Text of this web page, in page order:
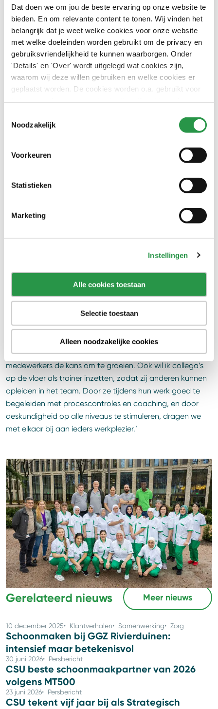
Dat doen we om jou de beste ervaring op onze website te
bieden. En om relevante content te tonen. Wij vinden het
belangrijk dat je weet welke cookies voor onze website
met welke doeleinden worden gebruikt om de privacy en
gebruiksvriendelijkheid te kunnen waarborgen. Onder
'Details' en 'Over' wordt uitgelegd wat cookies zijn,
waarom wij deze willen gebruiken en welke cookies er
geplaatst worden. De cookies worden o.a. gebruikt voor
Noodzakelijk
Voorkeuren
Statistieken
Marketing
Instellingen
Alle cookies toestaan
Selectie toestaan
Alleen noodzakelijke cookies
“Ook bij het doorvoeren van veranderingen,
blijven we de kwaliteit bewaken. Daar zorgen onze
schoonmaakmedewerkers hier iedere dag weer
Emiel van het Reve, projectmanager CSU
‘Ons team is echt heel vrolijk. Iedereen is vriendelijk,
taalbarrière, bijvoorbeeld met collega’s van Oekraïense of
vertalen. Goede communicatie blijft altijd een belangrijk
‘Wat ik vooral waardeer is dat iedereen open staat voor
hard voor gewerkt om dat te bereiken.’
Toekomst van het team
‘Ik wil ervoor zorgen dat kennis en verantwoordelijkheden
zoveel mogelijk op de werkvloer liggen. Dit geeft
medewerkers de kans om te groeien. Ook wil ik collega’s
op de vloer als trainer inzetten, zodat zij anderen kunnen
opleiden in het team. Door ze tijdens hun werk goed te
begeleiden met procescontroles en coaching, en door
deskundigheid op alle niveaus te stimuleren, dragen we
met elkaar bij aan ieders werkplezier.’
Artikel geplaatst op31 mei 2024
Deel dit artikel
Gerelateerd nieuws Meer nieuws
10 december 2025 Klantverhalen Samenwerking Zorg
Schoonmaken bij GGZ Rivierduinen:
intensief maar betekenisvol
30 juni 2026 Persbericht
CSU beste schoonmaakpartner van 2026
volgens MT500
23 juni 2026 Persbericht
CSU tekent vijf jaar bij als Strategisch